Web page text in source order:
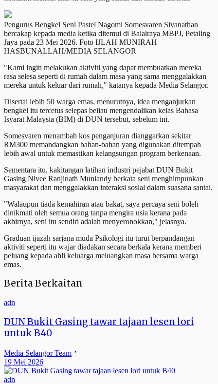
Pengurus Bengkel Seni Pastel Nagomi Somesvaren Sivanathan
bercakap kepada media ketika ditemui di Balairaya MBPJ, Petaling
Jaya pada 23 Mei 2026. Foto IJLAH MUNIRAH
HASBUNALLAH/MEDIA SELANGOR
"Kami ingin melakukan aktiviti yang dapat membuatkan mereka
rasa selesa seperti di rumah dalam masa yang sama menggalakkan
mereka untuk keluar dari rumah," katanya kepada Media Selangor.
Disertai lebih 50 warga emas, menurutnya, idea menganjurkan
bengkel itu tercetus selepas beliau mengendalikan kelas Bahasa
Isyarat Malaysia (BIM) di DUN tersebut, sebelum ini.
Somesvaren menambah kos penganjuran dianggarkan sekitar
RM300 memandangkan bahan-bahan yang digunakan ditempah
lebih awal untuk memastikan kelangsungan program berkenaan.
Sementara itu, kakitangan latihan industri pejabat DUN Bukit
Gasing Nivee Ranjinath Muniandy berkata seni menghimpunkan
masyarakat dan menggalakkan interaksi sosial dalam suasana santai.
"Walaupun tiada kemahiran atau bakat, saya percaya seni boleh
dinikmati oleh semua orang tanpa mengira usia kerana pada
akhirnya, seni itu sendiri adalah menyeronokkan," jelasnya.
Graduan ijazah sarjana muda Psikologi itu turut berpandangan
aktiviti seperti itu wajar diadakan secara berkala kerana memberi
peluang kepada ahli keluarga meluangkan masa bersama warga
emas.
Berita Berkaitan
adn
DUN Bukit Gasing tawar tajaan lesen lori
untuk B40
Media Selangor Team
19 Mei 2026
adn